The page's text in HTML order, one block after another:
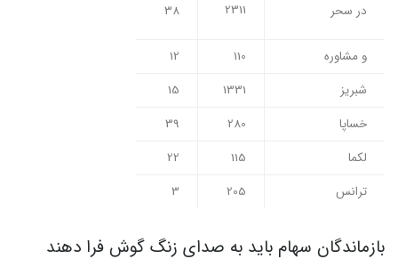
در سحر 2311
38
و مشاوره 110
12
شبریز
1331
15
خساپا
280
39
لکما
115
22
ترانس
205
3
بازماندگان سهام باید به صدای زنگ گوش فرا دهند